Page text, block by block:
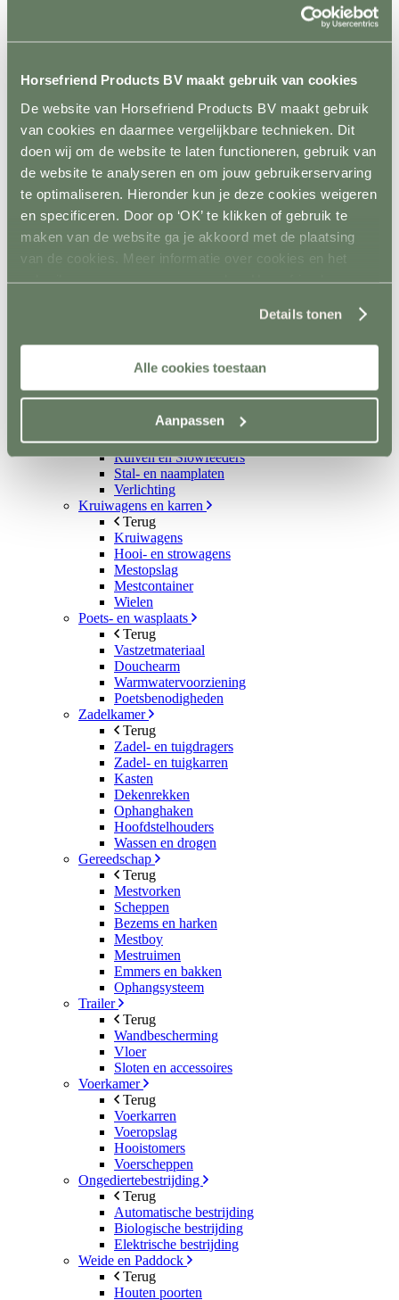
Horsefriend Products BV maakt gebruik van cookies
De website van Horsefriend Products BV maakt gebruik
van cookies en daarmee vergelijkbare technieken. Dit
doen wij om de website te laten functioneren, gebruik van
de website te analyseren en om jouw gebruikerservaring
te optimaliseren. Hieronder kun je deze cookies weigeren
en specificeren. Door op ‘OK’ te klikken of gebruik te
maken van de website ga je akkoord met de plaatsing
van de cookies. Meer informatie over cookies en het
gebruik van persoonsgegevens door Horsefriend
Details tonen
Alle cookies toestaan
Aanpassen
Lint
Permanentkabel
Schrikstroom apparaten
Isolatoren
Horseguard schriklint
Metaal
Terug
Weidepoorten
Panelsystemen
Paddockafrastering
Buisklemmen DIY
Roflex mobiele afrastering
Terug
Mobiel
Inrichting en vervoer
Stalinrichting
Voerbakken
Drinkbakken
Ruiven en Slowfeeders
Stal- en naamplaten
Verlichting
Kruiwagens en karren
Terug
Kruiwagens
Hooi- en strowagens
Mestopslag
Mestcontainer
Wielen
Poets- en wasplaats
Terug
Vastzetmateriaal
Douchearm
Warmwatervoorziening
Poetsbenodigheden
Zadelkamer
Terug
Zadel- en tuigdragers
Zadel- en tuigkarren
Kasten
Dekenrekken
Ophanghaken
Hoofdstelhouders
Wassen en drogen
Gereedschap
Terug
Mestvorken
Scheppen
Bezems en harken
Mestboy
Mestruimen
Emmers en bakken
Ophangsysteem
Trailer
Terug
Wandbescherming
Vloer
Sloten en accessoires
Voerkamer
Terug
Voerkarren
Voeropslag
Hooistomers
Voerscheppen
Ongediertebestrijding
Terug
Automatische bestrijding
Biologische bestrijding
Elektrische bestrijding
Weide en Paddock
Terug
Houten poorten